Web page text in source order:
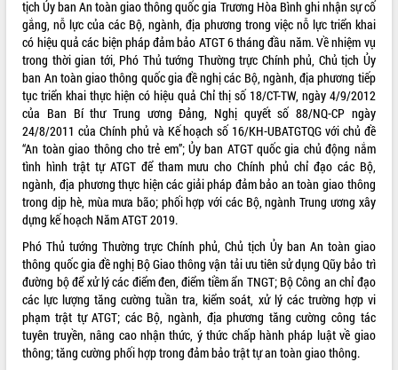
Lắk
Khơi thông điểm nghẽn, đẩy nhanh
giải ngân vốn khắc phục thiên tai
HĐND tỉnh thông qua điều chỉnh Quy
hoạch tỉnh thời kỳ 2021-2030
Hội thảo góp ý hồ sơ điều chỉnh quy
hoạch tỉnh Đắk Lắk thời kỳ 2021-2030,
tầm nhìn đến năm 2050
Nâng cao hiệu quả hoạt động của các
doanh nghiệp nhà nước
Hội nghị triển khai kết nối mạng
truyền số liệu chuyên dùng phục vụ cơ
quan Đảng, Nhà nước
Lễ phát động chuỗi hoạt động chung
tay làm sạch môi trường
Xã Ea Kar bước chuyển mình trong
công tác cải cách hành chính mô hình
mới
tịch Ủy ban An toàn giao thông quốc gia Trương Hòa Bình ghi nhận sự cố
gắng, nỗ lực của các Bộ, ngành, địa phương trong việc nỗ lực triển khai
có hiệu quả các biện pháp đảm bảo ATGT 6 tháng đầu năm. Về nhiệm vụ
trong thời gian tới, Phó Thủ tướng Thường trực Chính phủ, Chủ tịch Ủy
ban An toàn giao thông quốc gia đề nghị các Bộ, ngành, địa phương tiếp
tục triển khai thực hiện có hiệu quả Chỉ thị số 18/CT-TW, ngày 4/9/2012
của Ban Bí thư Trung ương Đảng, Nghị quyết số 88/NQ-CP ngày
24/8/2011 của Chính phủ và Kế hoạch số 16/KH-UBATGTQG với chủ đề
“An toàn giao thông cho trẻ em”; Ủy ban ATGT quốc gia chủ động nắm
tình hình trật tự ATGT để tham mưu cho Chính phủ chỉ đạo các Bộ,
ngành, địa phương thực hiện các giải pháp đảm bảo an toàn giao thông
trong dịp hè, mùa mưa bão; phối hợp với các Bộ, ngành Trung ương xây
dựng kế hoạch Năm ATGT 2019.
Phó Thủ tướng Thường trực Chính phủ, Chủ tịch Ủy ban An toàn giao
thông quốc gia đề nghị Bộ Giao thông vận tải ưu tiên sử dụng Qũy bảo trì
đường bộ để xử lý các điểm đen, điểm tiềm ẩn TNGT; Bộ Công an chỉ đạo
các lực lượng tăng cường tuần tra, kiểm soát, xử lý các trường hợp vi
phạm trật tự ATGT; các Bộ, ngành, địa phương tăng cường công tác
tuyên truyền, nâng cao nhận thức, ý thức chấp hành pháp luật về giao
thông; tăng cường phối hợp trong đảm bảo trật tự an toàn giao thông.